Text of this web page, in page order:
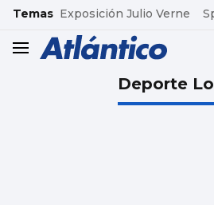
common.go-to-content
Temas Exposición Julio Verne
header.menu.open
Deporte